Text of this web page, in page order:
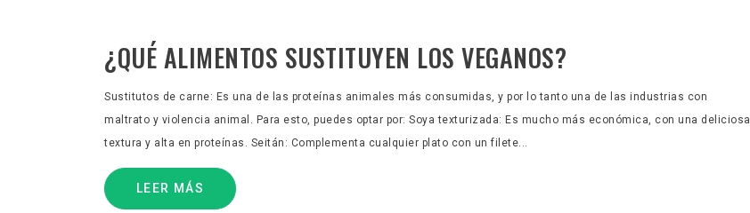
¿QUÉ ALIMENTOS SUSTITUYEN LOS VEGANOS?
Sustitutos de carne: Es una de las proteínas animales más consumidas, y por lo tanto una de las industrias con
maltrato y violencia animal. Para esto, puedes optar por: Soya texturizada: Es mucho más económica, con una deliciosa
textura y alta en proteínas. Seitán: Complementa cualquier plato con un filete...
LEER MÁS